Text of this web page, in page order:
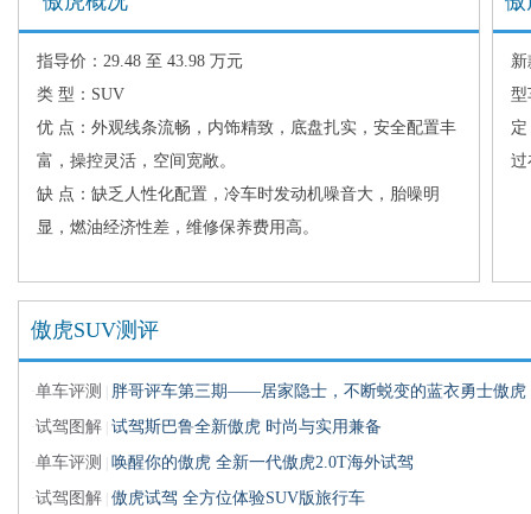
指导价：29.48 至 43.98 万元
类 型：SUV
优 点：外观线条流畅，内饰精致，底盘扎实，安全配置丰
富，操控灵活，空间宽敞。
缺 点：缺乏人性化配置，冷车时发动机噪音大，胎噪明
显，燃油经济性差，维修保养费用高。
型
过
傲虎SUV测评
单车评测 胖哥评车第三期——居家隐士，不断蜕变的蓝衣勇士傲虎
试驾图解 试驾斯巴鲁全新傲虎 时尚与实用兼备
单车评测 唤醒你的傲虎 全新一代傲虎2.0T海外试驾
试驾图解 傲虎试驾 全方位体验SUV版旅行车